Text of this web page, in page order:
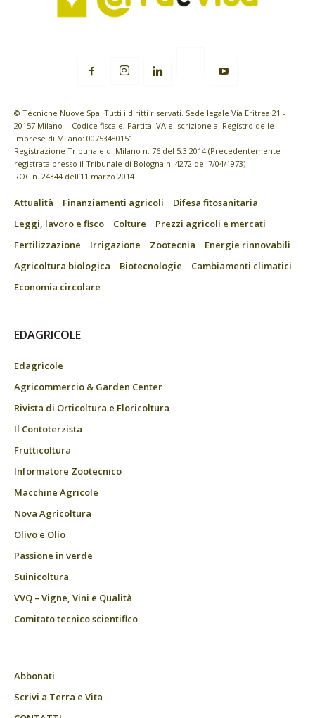
© Tecniche Nuove Spa. Tutti i diritti riservati. Sede legale Via Eritrea 21 -
20157 Milano | Codice fiscale, Partita IVA e Iscrizione al Registro delle
imprese di Milano: 00753480151
Registrazione Tribunale di Milano n. 76 del 5.3.2014 (Precedentemente
registrata presso il Tribunale di Bologna n. 4272 del 7/04/1973)
ROC n. 24344 dell’11 marzo 2014
Attualità Finanziamenti agricoli
Difesa fitosanitaria
Leggi, lavoro e fisco
Colture
Prezzi agricoli e mercati
Fertilizzazione
Irrigazione Zootecnia
Energie rinnovabili
Agricoltura biologica
Biotecnologie
Cambiamenti climatici
Economia circolare
EDAGRICOLE
Edagricole
Agricommercio & Garden Center
Rivista di Orticoltura e Floricoltura
Il Contoterzista
Frutticoltura
Informatore Zootecnico
Macchine Agricole
Nova Agricoltura
Olivo e Olio
Passione in verde
Suinicoltura
VVQ – Vigne, Vini e Qualità
Comitato tecnico scientifico
Abbonati
Scrivi a Terra e Vita